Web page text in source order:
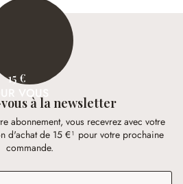
15 €
VOUS
à la newsletter
abonnement, vous recevrez avec votre
d'achat de 15 €¹ pour votre prochaine
commande.